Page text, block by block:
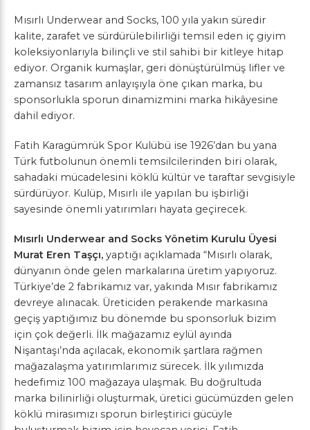
Mısırlı Underwear and Socks, 100 yıla yakın süredir
kalite, zarafet ve sürdürülebilirliği temsil eden iç giyim
koleksiyonlarıyla bilinçli ve stil sahibi bir kitleye hitap
ediyor. Organik kumaşlar, geri dönüştürülmüş lifler ve
zamansız tasarım anlayışıyla öne çıkan marka, bu
sponsorlukla sporun dinamizmini marka hikâyesine
dahil ediyor.
Fatih Karagümrük Spor Kulübü ise 1926’dan bu yana
Türk futbolunun önemli temsilcilerinden biri olarak,
sahadaki mücadelesini köklü kültür ve taraftar sevgisiyle
sürdürüyor. Kulüp, Mısırlı ile yapılan bu işbirliği
sayesinde önemli yatırımları hayata geçirecek.
Mısırlı Underwear and Socks Yönetim Kurulu Üyesi
Murat Eren Taşçı, yaptığı açıklamada “Mısırlı olarak,
dünyanın önde gelen markalarına üretim yapıyoruz.
Türkiye’de 2 fabrikamız var, yakında Mısır fabrikamız
devreye alınacak. Üreticiden perakende markasına
geçiş yaptığımız bu dönemde bu sponsorluk bizim
için çok değerli. İlk mağazamız eylül ayında
Nişantaşı’nda açılacak, ekonomik şartlara rağmen
mağazalaşma yatırımlarımız sürecek. İlk yılımızda
hedefimiz 100 mağazaya ulaşmak. Bu doğrultuda
marka bilinirliği oluşturmak, üretici gücümüzden gelen
köklü mirasımızı sporun birleştirici gücüyle